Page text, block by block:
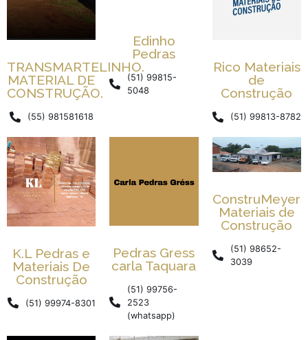
TRANSMARTELINHO.
MATERIAL DE
CONSTRUÇÃO.
(55) 981581618
Edinho
Pedras
(51) 99815-
5048
Rico Materiais
de
Construção
(51) 99813-8782
K.L Pedras e
Materiais De
Construção
(51) 99974-8301
Pedras Gress
carla Taquara
(51) 99756-
2523
(whatsapp)
ConstruMeyer
Materiais de
Construção
(51) 98652-
3039